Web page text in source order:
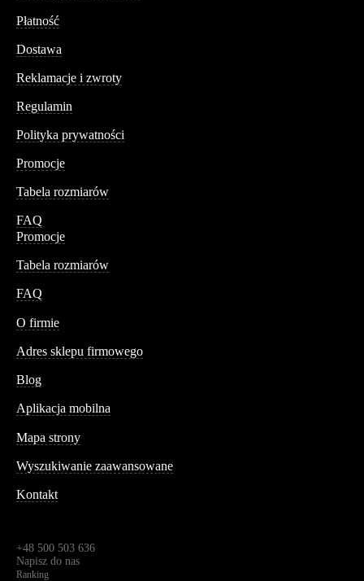
Płatność
Dostawa
Reklamacje i zwroty
Regulamin
Polityka prywatności
Promocje
Tabela rozmiarów
FAQ
Promocje
Tabela rozmiarów
FAQ
O firmie
Adres sklepu firmowego
Blog
Aplikacja mobilna
Mapa strony
Wyszukiwanie zaawansowane
Kontakt
+48 500 503 636
Napisz do nas
Ranking